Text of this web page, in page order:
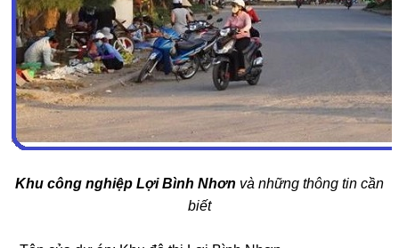
Khu công nghiệp Lợi Bình Nhơn và những thông tin cần
biết